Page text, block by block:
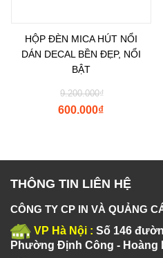
HỘP ĐÈN MICA HÚT NỔI
DÁN DECAL BỀN ĐẸP, NỔI
BẬT
₫
9.200.000
₫
600.000
THÔNG TIN LIÊN HỆ
CÔNG TY CP IN VÀ QUẢNG
VP Hà Nội : Số 146
Phường Định Công - Hoàng